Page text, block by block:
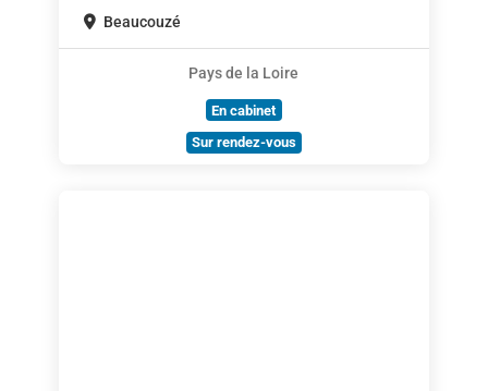
Beaucouzé
Pays de la Loire
En cabinet
Sur rendez-vous